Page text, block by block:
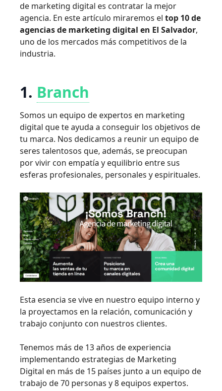
de marketing digital es contratar la mejor
agencia. En este artículo miraremos el top 10 de
agencias de marketing digital en El Salvador,
uno de los mercados más competitivos de la
industria.
1. Branch
Somos un equipo de expertos en marketing
digital que te ayuda a conseguir los objetivos de
tu marca. Nos dedicamos a reunir un equipo de
seres talentosos que, además, se preocupan
por vivir con empatía y equilibrio entre sus
esferas profesionales, personales y espirituales.
Esta esencia se vive en nuestro equipo interno y
la proyectamos en la relación, comunicación y
trabajo conjunto con nuestros clientes.
Tenemos más de 13 años de experiencia
implementando estrategias de Marketing
Digital en más de 15 países junto a un equipo de
trabajo de 70 personas y 8 equipos expertos.